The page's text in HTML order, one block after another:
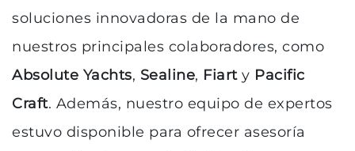
soluciones innovadoras de la mano de
nuestros principales colaboradores, como
Absolute Yachts, Sealine, Fiarty Pacific
Craft. Además, nuestro equipo de expertos
estuvo disponible para ofrecer asesoría